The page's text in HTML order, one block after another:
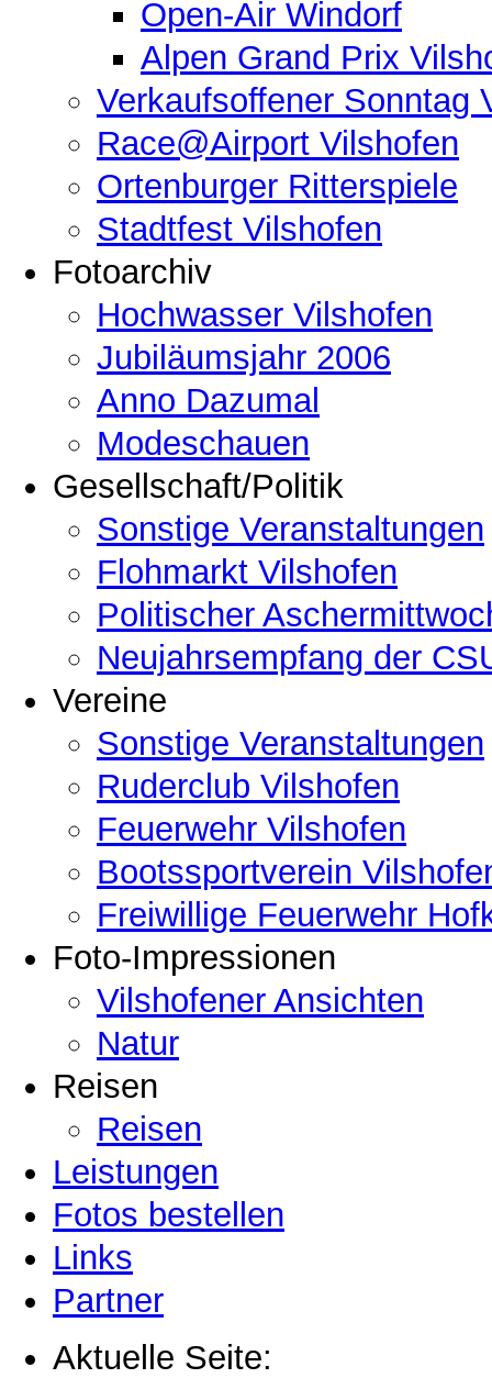
Open-Air Windorf
Alpen Grand Prix
Verkaufsoffener Sonntag
Race@Airport Vilshofen
Ortenburger Ritterspiele
Stadtfest Vilshofen
Fotoarchiv
Hochwasser Vilshofen
Jubiläumsjahr 2006
Anno Dazumal
Modeschauen
Gesellschaft/Politik
Sonstige Veranstaltungen
Flohmarkt Vilshofen
Politischer
Neujahrsempfang der
Vereine
Sonstige Veranstaltungen
Ruderclub Vilshofen
Feuerwehr Vilshofen
Bootssportverein
Freiwillige Feuerwehr
Foto-Impressionen
Vilshofener Ansichten
Natur
Reisen
Reisen
Leistungen
Fotos bestellen
Links
Partner
Aktuelle Seite: